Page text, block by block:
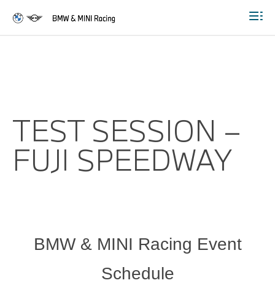
TEST SESSION –
FUJI SPEEDWAY
BMW & MINI Racing Event
Schedule